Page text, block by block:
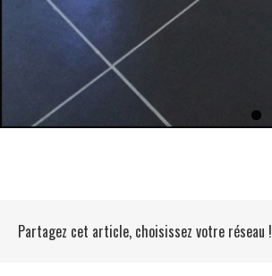
Partagez cet article, choisissez votre réseau !